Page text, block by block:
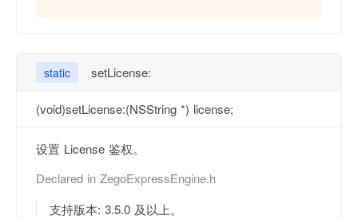
static setLicense:
(void)setLicense:(NSString *) license;
设置 License 鉴权。
Declared in ZegoExpressEngine.h
支持版本: 3.5.0 及以上。